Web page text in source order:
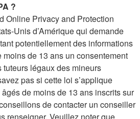
?
Online Privacy and Protection
Unis d’Amérique qui demande
potentiellement des informations
de 13 ans un consentement
légaux des mineurs
pas si cette loi s’applique
de moins de 13 ans inscrits sur
de contacter un conseiller